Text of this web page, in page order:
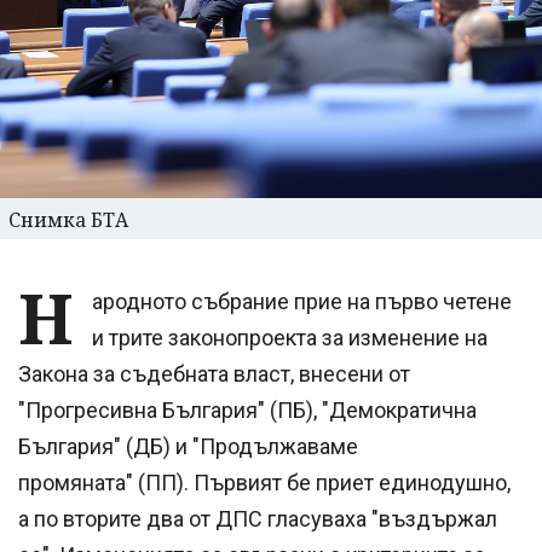
Снимка БТА
Н
ародното събрание прие на първо четене
и трите законопроекта за изменение на
Закона за съдебната власт, внесени от
"Прогресивна България" (ПБ), "Демократична
България" (ДБ) и "Продължаваме
промяната" (ПП). Първият бе приет единодушно,
а по вторите два от ДПС гласуваха "въздържал